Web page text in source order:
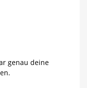
genau deine